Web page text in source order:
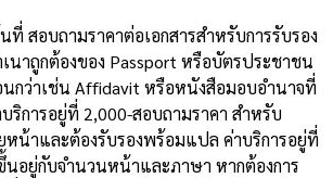
ที่ สอบถามราคาต่อเอกสารสำหรับการรับรอง
นาถูกต้องของ Passport หรือบัตรประชาชน
กว่าเช่น Affidavit หรือหนังสือมอบอำนาจที่
ริการอยู่ที่ 2,000-สอบถามราคา สำหรับ
น้าและต้องรับรองพร้อมแปล ค่าบริการอยู่ที่
นอยู่กับจำนวนหน้าและภาษา หากต้องการ